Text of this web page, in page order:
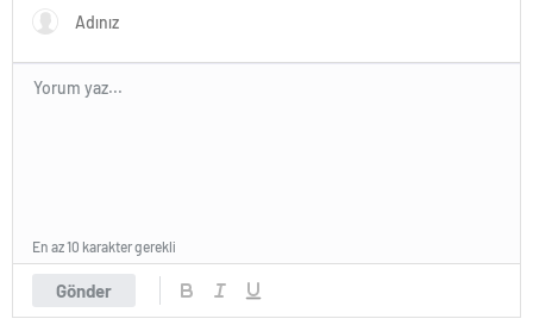
Gönder
En az 10 karakter gerekli